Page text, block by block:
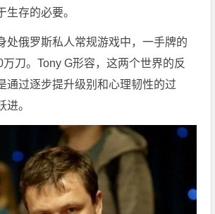
生存的必要。
处俄罗斯私人常规游戏中，一手牌的
刀。Tony G形容，这两个世界的反
通过逐步提升级别和心理韧性的过
进。